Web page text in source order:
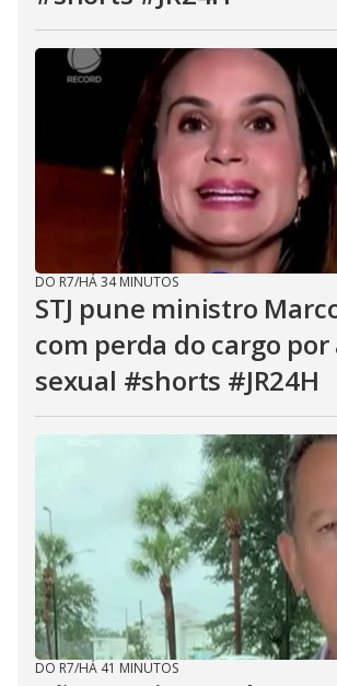
DO R7/HÁ 34 MINUTOS
STJ pune ministro
com perda do cargo por
sexual #shorts #JR24H
DO R7/HÁ 41 MINUTOS